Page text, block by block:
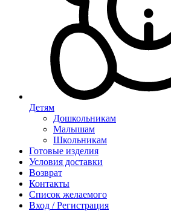
Детям
Дошкольникам
Малышам
Школьникам
Готовые изделия
Условия доставки
Возврат
Контакты
Список желаемого
Вход / Регистрация